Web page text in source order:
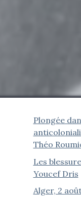
Plongée
Théo
Les
Youcef Dris
Alger, 2